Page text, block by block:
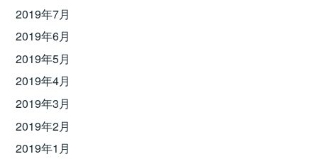
2019年7月
2019年6月
2019年5月
2019年4月
2019年3月
2019年2月
2019年1月